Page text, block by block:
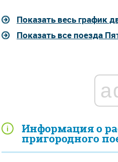
Информация о
пригородного
Показать весь график
Показать все поезда